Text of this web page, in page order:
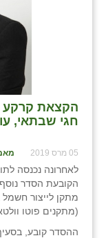
הקצאת קרקע
חגי שבתאי,
05 מרס 2019
לאחרונה נכנסה
הקובעת הסדר
מתקן לייצור
(מתקנים פוטו
ההסדר קובע, בסעיף 5 להחלטת מועצת מקרקעי ישראל